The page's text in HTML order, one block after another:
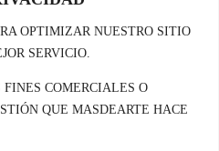
OPTIMIZAR NUESTRO SITIO
SERVICIO.
COMERCIALES O
QUE MASDEARTE HACE
exposiciones, museos y artistas